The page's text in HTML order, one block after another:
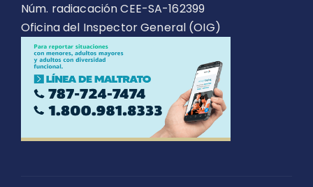
Núm. radiacación CEE-SA-162399
Oficina del Inspector General (OIG)